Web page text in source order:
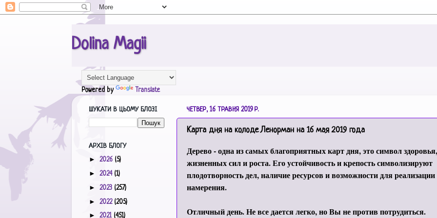
Dolina Magii
Powered by Translate
ЧЕТВЕР, 16 ТРАВНЯ 2019 Р.
Карта дня на колоде Ленорман на 16 мая 2019 года
Дерево - одна из самых благоприятных карт дня, это символ здоровья,
жизненных сил и роста. Его устойчивость и крепость символизируют
плодотворность дел, наличие ресурсов и возможности для реализации
намерения.
Отличный день. Не все дается легко, но Вы не против потрудиться.
ШУКАТИ В ЦЬОМУ БЛОЗІ
АРХІВ БЛОГУ
► 2026 (5)
► 2024 (1)
► 2023 (257)
► 2022 (205)
► 2021 (451)